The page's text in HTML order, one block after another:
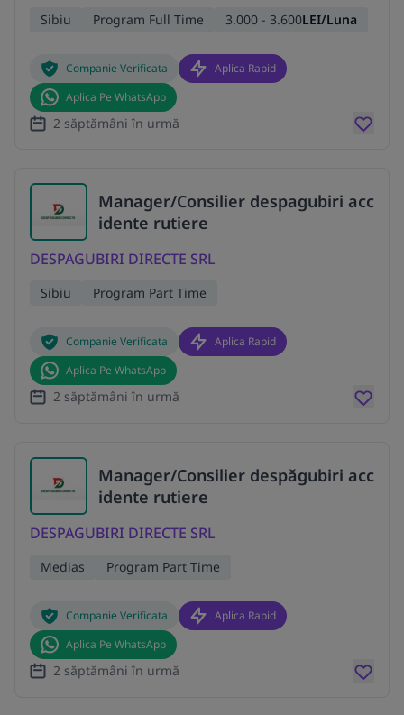
Sibiu Program Full Time 3.000 - 3.600LEI/Luna
Companie Verificata
Aplica Rapid
Aplica Pe WhatsApp
2 săptămâni în urmă
Manager/Consilier despagubiri acc
idente rutiere
DESPAGUBIRI DIRECTE SRL
Sibiu Program Part Time
Companie Verificata
Aplica Rapid
Aplica Pe WhatsApp
2 săptămâni în urmă
Manager/Consilier despăgubiri acc
idente rutiere
DESPAGUBIRI DIRECTE SRL
Medias Program Part Time
Companie Verificata
Aplica Rapid
Aplica Pe WhatsApp
2 săptămâni în urmă